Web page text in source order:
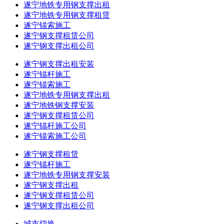
遂宁地铁专用钢支撑出租
遂宁地铁专用钢支撑租赁
遂宁锚索施工
遂宁钢支撑租赁公司
遂宁钢支撑出租公司
遂宁钢支撑出租安装
遂宁锚杆施工
遂宁锚索施工
遂宁地铁专用钢支撑出租
遂宁地铁钢支撑安装
遂宁钢支撑租赁公司
遂宁锚杆施工公司
遂宁锚索施工公司
遂宁钢支撑租赁
遂宁锚杆施工
遂宁地铁专用钢支撑安装
遂宁钢支撑出租
遂宁钢支撑租赁公司
遂宁钢支撑出租公司